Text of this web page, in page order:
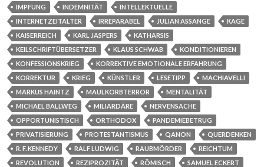
IMPFUNG
INDEMNITÄT
INTELLEKTUELLE
INTERNETZEITALTER
IRREPARABEL JULIAN ASSANGE
KAGE
KAISERREICH
KARL JASPERS
KATHARSIS
KEILSCHRIFTÜBERSETZER
KLAUS SCHWAB
KONDITIONIEREN
KONFESSIONSKRIEG
KORREKTIVE EMOTIONALE ERFAHRUNG
KORREKTUR
KRIEG KÜNSTLER LESETIPP
MACHIAVELLI
MARKUS HAINTZ
MAULKORBTERROR
MENTALITÄT
MICHAEL BALLWEG
MILIARDÄRE
NERVENSACHE
OPPORTUNISTISCH
ORTHODOX
PANDEMIEBETRUG
PRIVATISIERUNG
PROTESTANTISMUS QANON
QUERDENKEN
R. F. KENNEDY
RALF LUDWIG RAUBMÖRDER
REICHTUM
REVOLUTION
REZIPROZITÄT RÖMISCH
SAMUEL ECKERT